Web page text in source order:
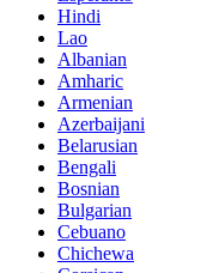
Hindi
Lao
Albanian
Amharic
Armenian
Azerbaijani
Belarusian
Bengali
Bosnian
Bulgarian
Cebuano
Chichewa